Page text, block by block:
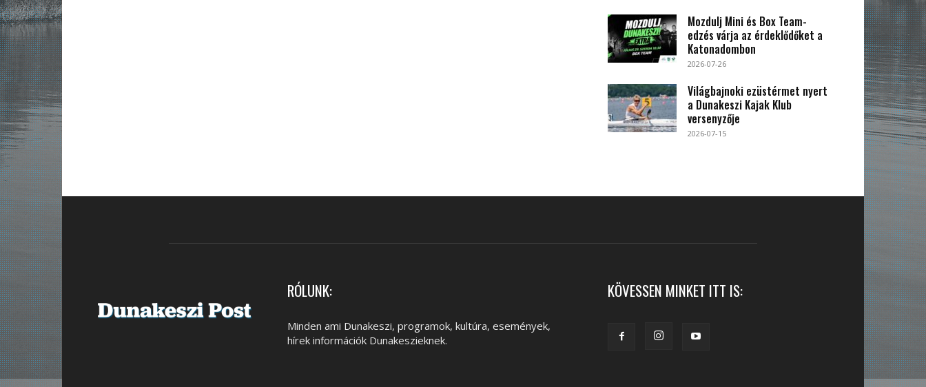
Mozdulj Mini és Box Team-
edzés várja az érdeklődőket a
Katonadombon
2026-07-26
Világbajnoki ezüstérmet nyert
a Dunakeszi Kajak Klub
versenyzője
2026-07-15
RÓLUNK:
Minden ami Dunakeszi, programok, kultúra, események,
hírek információk Dunakeszieknek.
KÖVESSEN MINKET ITT IS: